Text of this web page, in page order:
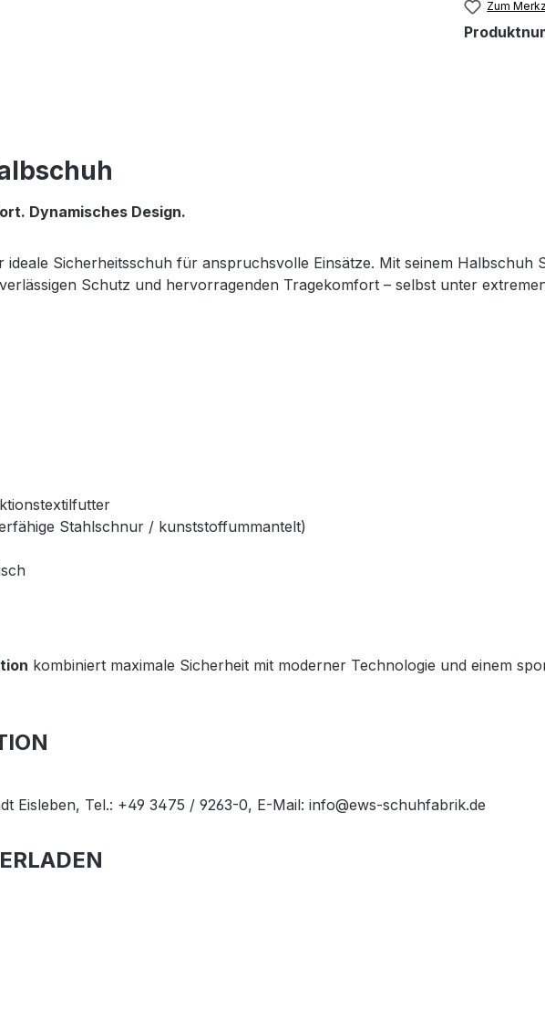
Zum
Dynamisches Design.
ideale Sicherheitsschuh für anspruchsvolle Einsätze. Mit seinem
Schutz und hervorragenden Tragekomfort – selbst unter
Stahlschnur / kunststoffummantelt)
kombiniert maximale Sicherheit mit moderner Technologie und einem
Eisleben, Tel.: +49 3475 / 9263-0, E-Mail: info@ews-schuhfabrik.de